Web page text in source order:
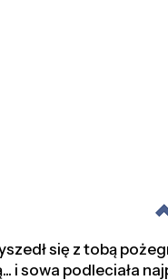
się z tobą
i sowa podleciała